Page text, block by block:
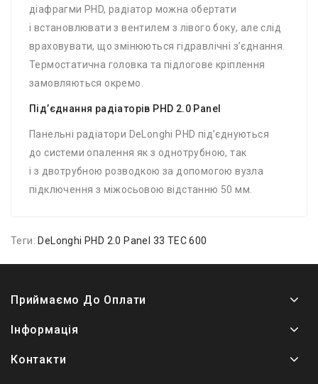
діафрагми PHD, радіатор можна обертати
і встановлювати з вентилем з лівого боку, але слід
враховувати, що змінюються гідравлічні з’єднання.
Термостатична головка та підлогове кріплення
замовляються окремо.
Під’єднання радіаторів PHD 2.0 Panel
Панельні радіатори DeLonghi PHD під’єднуються
до системи опалення як з однотрубною, так
і з двотрубною розводкою за допомогою вузла
підключення з міжосьовою відстанню 50 мм.
Теги: DeLonghi PHD 2.0 Panel 33 TEC 600
Приймаємо До Оплати
Інформація
Контакти